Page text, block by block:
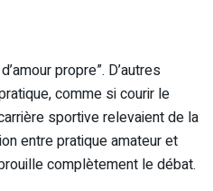
propre”. D’autres
comme si courir le
sportive relevaient de la
entre pratique amateur et
complètement le débat.